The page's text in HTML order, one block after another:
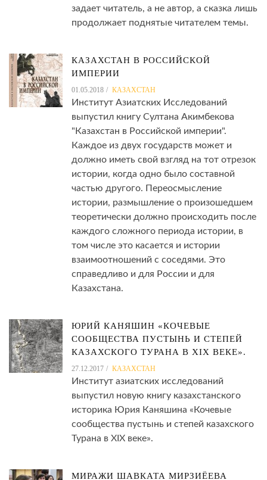
задает читатель, а не автор, а сказка лишь
продолжает поднятые читателем темы.
КАЗАХСТАН В РОССИЙСКОЙ
ИМПЕРИИ
01.05.2018 КАЗАХСТАН
Институт Азиатских Исследований
выпустил книгу Султана Акимбекова
"Казахстан в Российской империи".
Каждое из двух государств может и
должно иметь свой взгляд на тот отрезок
истории, когда одно было составной
частью другого. Переосмысление
истории, размышление о произошедшем
теоретически должно происходить после
каждого сложного периода истории, в
том числе это касается и истории
взаимоотношений с соседями. Это
справедливо и для России и для
Казахстана.
ЮРИЙ КАНЯШИН «КОЧЕВЫЕ
СООБЩЕСТВА ПУСТЫНЬ И СТЕПЕЙ
КАЗАХСКОГО ТУРАНА В XIX ВЕКЕ».
27.12.2017 КАЗАХСТАН
Институт азиатских исследований
выпустил новую книгу казахстанского
историка Юрия Каняшина «Кочевые
сообщества пустынь и степей казахского
Турана в XIX веке».
МИРАЖИ ШАВКАТА МИРЗИЁЕВА